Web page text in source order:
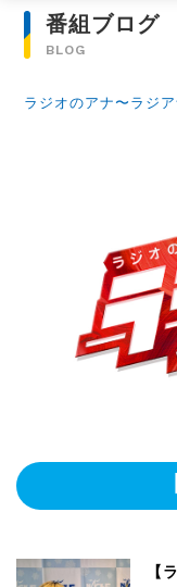
番組ブログ
BLOG
ラジオのアナ〜ラジア
【